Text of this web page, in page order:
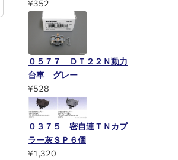
¥352
０５７７ ＤＴ２２Ｎ動力
台車 グレー
¥528
０３７５ 密自連ＴＮカプ
ラー灰ＳＰ６個
¥1,320